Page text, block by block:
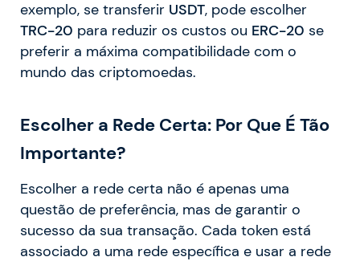
exemplo, se transferir USDT, pode escolher
TRC-20 para reduzir os custos ou ERC-20 se
preferir a máxima compatibilidade com o
mundo das criptomoedas.
Escolher a Rede Certa: Por Que É Tão
Importante?
Escolher a rede certa não é apenas uma
questão de preferência, mas de garantir o
sucesso da sua transação. Cada token está
associado a uma rede específica e usar a rede